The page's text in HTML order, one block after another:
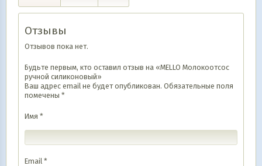
Отзывы
Отзывов пока нет.
Будьте первым, кто оставил отзыв на «MELLO Молокоотсос
ручной силиконовый»
Ваш адрес email не будет опубликован. Обязательные поля
помечены *
Имя *
Email *